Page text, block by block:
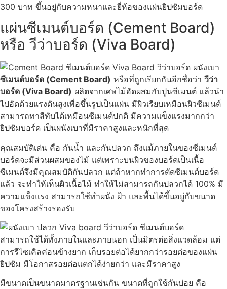
300 บาท ขึ้นอยู่กับความหนาและยี่ห้อของแผ่นยิปซัมบอร์ด
แผ่นซีเมนต์บอร์ด (Cement Board)
หรือ วีว่าบอร์ด (Viva Board)
ซีเมนต์บอร์ด (Cement Board) หรือที่ถูกเรียกกันอีกชื่อว่า วีว่า
บอร์ด (Viva Board) ผลิตจากเศษไม้อัดผสมกับปูนซีเมนต์ แล้วนำ
ไปอัดด้วยแรงดันสูงเพื่อขึ้นรูปเป็นแผ่น มีผิวเรียบเหมือนผิวซีเมนต์
สามารถทาสีทับได้เหมือนซีเมนต์ปกติ มีความแข็งแรงมากกว่า
ยิปซัมบอร์ด เป็นผนังเบาที่มีราคาสูงและหนักที่สุด
คุณสมบัติเด่น คือ กันน้ำ และกันปลวก ถึงแม้ภายในของซีเมนต์
บอร์ดจะมีส่วนผสมของไม้ แต่เพราะบนผิวของบอร์ดเป็นเนื้อ
ซีเมนต์จึงมีคุณสมบัติกันปลวก แต่ถ้าหากทำการตัดซีเมนต์บอร์ด
แล้ว จะทำให้เห็นผิวเนื้อไม้ ทำให้ไม่สามารถกันปลวกได้ 100% มี
ความแข็งแรง สามารถใช้ทำผนัง ฝ้า และพื้นได้ขึ้นอยู่กับขนาด
ของโครงสร้างรองรับ
สามารถใช้ได้ทั้งภายในและภายนอก เป็นมิตรต่อสิ่งแวดล้อม แต่
การรีไซเคิลค่อนข้างยาก เก็บรอยต่อได้ยากกว่ารอยต่อของแผ่น
ยิปซัม มีโอกาสรอยต่อแตกได้ง่ายกว่า และมีราคาสูง
มีขนาดเป็นขนาดมาตรฐานเช่นกัน ขนาดที่ถูกใช้กันบ่อย คือ